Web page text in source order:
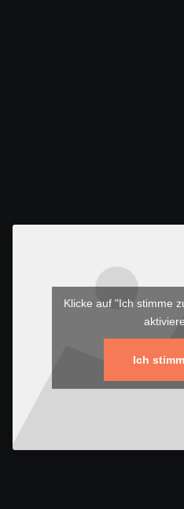
Klicke auf "Ich stimme
Ich